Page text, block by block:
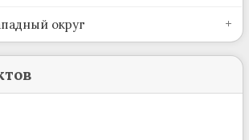
округ